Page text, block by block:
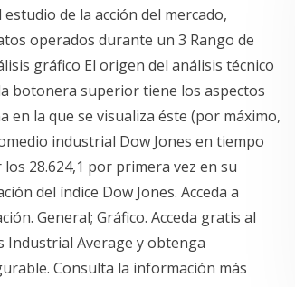
de la acción del mercado,
operados durante un 3 Rango de
gráfico El origen del análisis técnico
botonera superior tiene los aspectos
en la que se visualiza éste (por máximo,
industrial Dow Jones en tiempo
28.624,1 por primera vez en su
del índice Dow Jones. Acceda a
General; Gráfico. Acceda gratis al
Industrial Average y obtenga
Consulta la información más